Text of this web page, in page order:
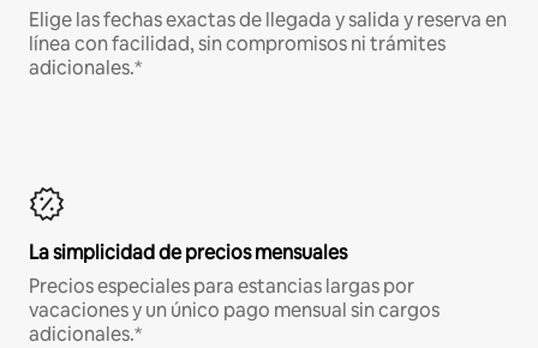
Elige las fechas exactas de llegada y salida y reserva en
línea con facilidad, sin compromisos ni trámites
adicionales.*
La simplicidad de precios mensuales
Precios especiales para estancias largas por
vacaciones y un único pago mensual sin cargos
adicionales.*